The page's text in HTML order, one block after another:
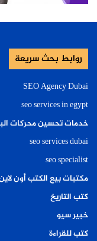
روابط بحث سريعة
SEO Agency Dubai
seo services in egypt
خدمات تحسين محركات
seo services dubai
seo specialist
مكتبات بيع الكتب أون
كتب التاريخ
خبير سيو
كتب للقراءة